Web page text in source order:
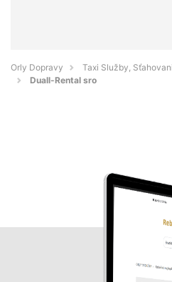
Orly Dopravy
Taxi Služby,
Duall-Rental sro